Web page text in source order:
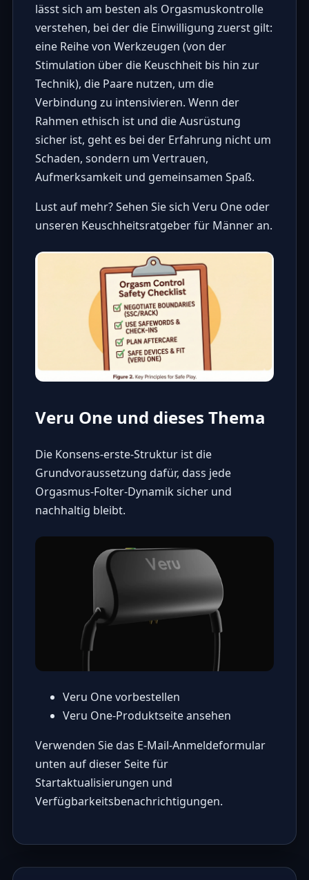
lässt sich am besten als Orgasmuskontrolle
verstehen, bei der die Einwilligung zuerst gilt:
eine Reihe von Werkzeugen (von der
Stimulation über die Keuschheit bis hin zur
Technik), die Paare nutzen, um die
Verbindung zu intensivieren. Wenn der
Rahmen ethisch ist und die Ausrüstung
sicher ist, geht es bei der Erfahrung nicht um
Schaden, sondern um Vertrauen,
Aufmerksamkeit und gemeinsamen Spaß.
Lust auf mehr? Sehen Sie sich Veru One oder
unseren Keuschheitsratgeber für Männer an.
Veru One und dieses Thema
Die Konsens-erste-Struktur ist die
Grundvoraussetzung dafür, dass jede
Orgasmus-Folter-Dynamik sicher und
nachhaltig bleibt.
Veru One vorbestellen
Veru One-Produktseite ansehen
Verwenden Sie das E-Mail-Anmeldeformular
unten auf dieser Seite für
Startaktualisierungen und
Verfügbarkeitsbenachrichtigungen.